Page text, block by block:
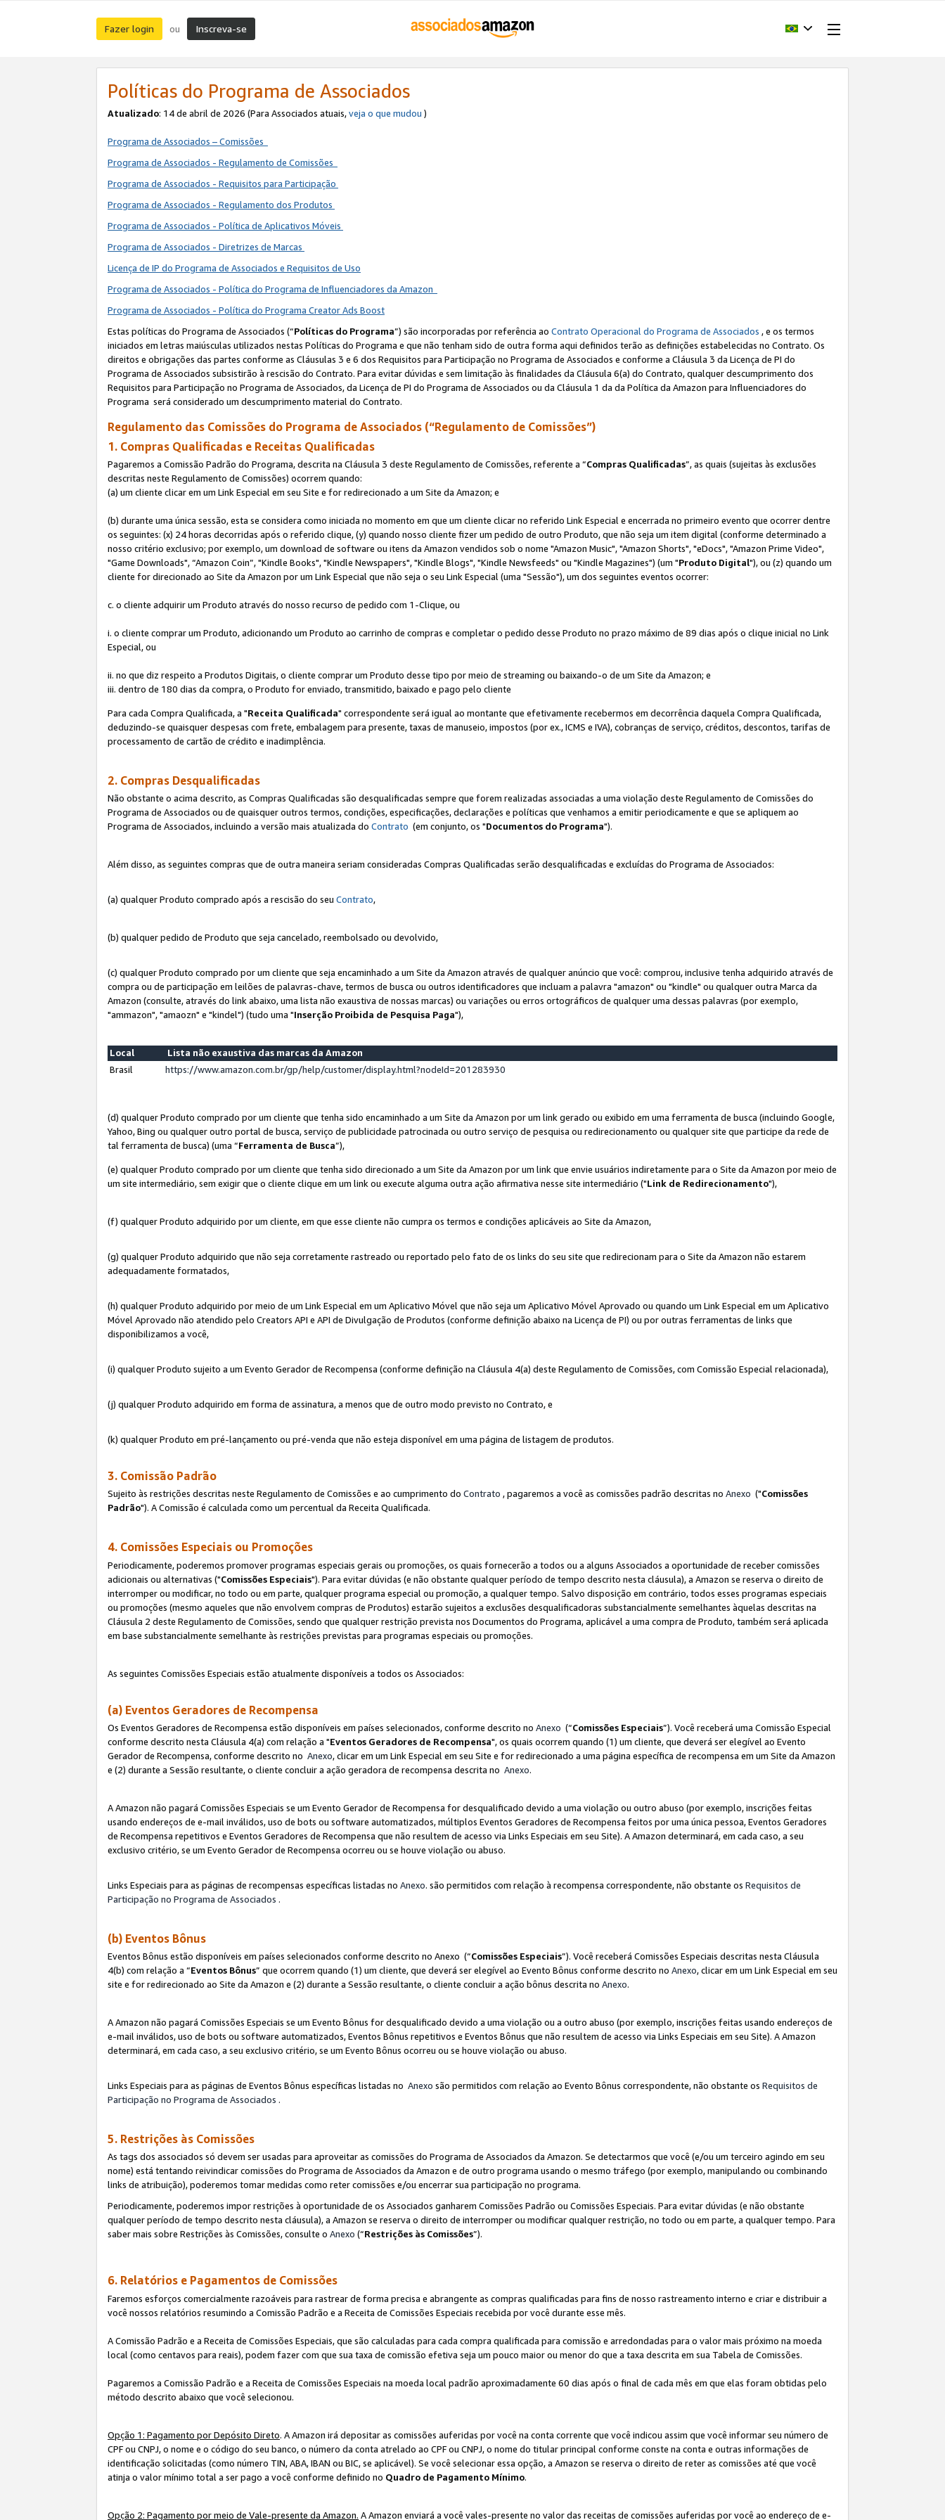
Fazer login ou Inscreva-se
Políticas do Programa de Associados
Atualizado: 14 de abril de 2026 (Para Associados atuais,veja o que mudou )
Programa de Associados – Comissões
Programa de Associados - Regulamento de Comissões
Programa de Associados - Requisitos para Participação
Programa de Associados - Regulamento dos Produtos
Programa de Associados - Política de Aplicativos Móveis
Programa de Associados - Diretrizes de Marcas
Licença de IP do Programa de Associados e Requisitos de Uso
Programa de Associados - Política do Programa de Influenciadores da Amazon
Programa de Associados - Política do Programa Creator Ads Boost
Estas políticas do Programa de Associados (“Políticas do Programa”) são incorporadas por referência ao Contrato Operacional do Programa de Associados , e os termos
iniciados em letras maiúsculas utilizados nestas Políticas do Programa e que não tenham sido de outra forma aqui definidos terão as definições estabelecidas no Contrato. Os
direitos e obrigações das partes conforme as Cláusulas 3 e 6 dos Requisitos para Participação no Programa de Associados e conforme a Cláusula 3 da Licença de PI do
Programa de Associados subsistirão à rescisão do Contrato. Para evitar dúvidas e sem limitação às finalidades da Cláusula 6(a) do Contrato, qualquer descumprimento dos
Requisitos para Participação no Programa de Associados, da Licença de PI do Programa de Associados ou da Cláusula 1 da da Política da Amazon para Influenciadores do
Programa será considerado um descumprimento material do Contrato.
Regulamento das Comissões do Programa de Associados (“Regulamento de Comissões”)
1. Compras Qualificadas e Receitas Qualificadas
Pagaremos a Comissão Padrão do Programa, descrita na Cláusula 3 deste Regulamento de Comissões, referente a “Compras Qualificadas”, as quais (sujeitas às exclusões
descritas neste Regulamento de Comissões) ocorrem quando:
(a) um cliente clicar em um Link Especial em seu Site e for redirecionado a um Site da Amazon; e
(b) durante uma única sessão, esta se considera como iniciada no momento em que um cliente clicar no referido Link Especial e encerrada no primeiro evento que ocorrer dentre
os seguintes: (x) 24 horas decorridas após o referido clique, (y) quando nosso cliente fizer um pedido de outro Produto, que não seja um item digital (conforme determinado a
nosso critério exclusivo; por exemplo, um download de software ou itens da Amazon vendidos sob o nome "Amazon Music", "Amazon Shorts", "eDocs", "Amazon Prime Video",
"Game Downloads", “Amazon Coin”, "Kindle Books", "Kindle Newspapers", "Kindle Blogs", "Kindle Newsfeeds" ou "Kindle Magazines") (um "Produto Digital"), ou (z) quando um
cliente for direcionado ao Site da Amazon por um Link Especial que não seja o seu Link Especial (uma "Sessão"), um dos seguintes eventos ocorrer:
c. o cliente adquirir um Produto através do nosso recurso de pedido com 1-Clique, ou
i. o cliente comprar um Produto, adicionando um Produto ao carrinho de compras e completar o pedido desse Produto no prazo máximo de 89 dias após o clique inicial no Link
Especial, ou
ii. no que diz respeito a Produtos Digitais, o cliente comprar um Produto desse tipo por meio de streaming ou baixando-o de um Site da Amazon; e
iii. dentro de 180 dias da compra, o Produto for enviado, transmitido, baixado e pago pelo cliente
Para cada Compra Qualificada, a "Receita Qualificada" correspondente será igual ao montante que efetivamente recebermos em decorrência daquela Compra Qualificada,
deduzindo-se quaisquer despesas com frete, embalagem para presente, taxas de manuseio, impostos (por ex., ICMS e IVA), cobranças de serviço, créditos, descontos, tarifas de
processamento de cartão de crédito e inadimplência.
2. Compras Desqualificadas
Não obstante o acima descrito, as Compras Qualificadas são desqualificadas sempre que forem realizadas associadas a uma violação deste Regulamento de Comissões do
Programa de Associados ou de quaisquer outros termos, condições, especificações, declarações e políticas que venhamos a emitir periodicamente e que se apliquem ao
Programa de Associados, incluindo a versão mais atualizada do Contrato (em conjunto, os "Documentos do Programa").
Além disso, as seguintes compras que de outra maneira seriam consideradas Compras Qualificadas serão desqualificadas e excluídas do Programa de Associados:
(a) qualquer Produto comprado após a rescisão do seu Contrato,
(b) qualquer pedido de Produto que seja cancelado, reembolsado ou devolvido,
(c) qualquer Produto comprado por um cliente que seja encaminhado a um Site da Amazon através de qualquer anúncio que você: comprou, inclusive tenha adquirido através de
compra ou de participação em leilões de palavras-chave, termos de busca ou outros identificadores que incluam a palavra "amazon" ou "kindle" ou qualquer outra Marca da
Amazon (consulte, através do link abaixo, uma lista não exaustiva de nossas marcas) ou variações ou erros ortográficos de qualquer uma dessas palavras (por exemplo,
"ammazon", "amaozn" e "kindel") (tudo uma "Inserção Proibida de Pesquisa Paga"),
Local
Lista não exaustiva das marcas da Amazon
Brasil
https://www.amazon.com.br/gp/help/customer/display.html?nodeId=201283930
(d) qualquer Produto comprado por um cliente que tenha sido encaminhado a um Site da Amazon por um link gerado ou exibido em uma ferramenta de busca (incluindo Google,
Yahoo, Bing ou qualquer outro portal de busca, serviço de publicidade patrocinada ou outro serviço de pesquisa ou redirecionamento ou qualquer site que participe da rede de
tal ferramenta de busca) (uma “Ferramenta de Busca”),
(e) qualquer Produto comprado por um cliente que tenha sido direcionado a um Site da Amazon por um link que envie usuários indiretamente para o Site da Amazon por meio de
um site intermediário, sem exigir que o cliente clique em um link ou execute alguma outra ação afirmativa nesse site intermediário ("Link de Redirecionamento"),
(f) qualquer Produto adquirido por um cliente, em que esse cliente não cumpra os termos e condições aplicáveis ao Site da Amazon,
(g) qualquer Produto adquirido que não seja corretamente rastreado ou reportado pelo fato de os links do seu site que redirecionam para o Site da Amazon não estarem
adequadamente formatados,
(h) qualquer Produto adquirido por meio de um Link Especial em um Aplicativo Móvel que não seja um Aplicativo Móvel Aprovado ou quando um Link Especial em um Aplicativo
Móvel Aprovado não atendido pelo Creators API e API de Divulgação de Produtos (conforme definição abaixo na Licença de PI) ou por outras ferramentas de links que
disponibilizamos a você,
(i) qualquer Produto sujeito a um Evento Gerador de Recompensa (conforme definição na Cláusula 4(a) deste Regulamento de Comissões, com Comissão Especial relacionada),
(j) qualquer Produto adquirido em forma de assinatura, a menos que de outro modo previsto no Contrato, e
(k) qualquer Produto em pré-lançamento ou pré-venda que não esteja disponível em uma página de listagem de produtos.
3. Comissão Padrão
Sujeito às restrições descritas neste Regulamento de Comissões e ao cumprimento do Contrato , pagaremos a você as comissões padrão descritas no Anexo ("Comissões
Padrão"). A Comissão é calculada como um percentual da Receita Qualificada.
4. Comissões Especiais ou Promoções
Periodicamente, poderemos promover programas especiais gerais ou promoções, os quais fornecerão a todos ou a alguns Associados a oportunidade de receber comissões
adicionais ou alternativas ("Comissões Especiais"). Para evitar dúvidas (e não obstante qualquer período de tempo descrito nesta cláusula), a Amazon se reserva o direito de
interromper ou modificar, no todo ou em parte, qualquer programa especial ou promoção, a qualquer tempo. Salvo disposição em contrário, todos esses programas especiais
ou promoções (mesmo aqueles que não envolvem compras de Produtos) estarão sujeitos a exclusões desqualificadoras substancialmente semelhantes àquelas descritas na
Cláusula 2 deste Regulamento de Comissões, sendo que qualquer restrição prevista nos Documentos do Programa, aplicável a uma compra de Produto, também será aplicada
em base substancialmente semelhante às restrições previstas para programas especiais ou promoções.
As seguintes Comissões Especiais estão atualmente disponíveis a todos os Associados:
(a) Eventos Geradores de Recompensa
Os Eventos Geradores de Recompensa estão disponíveis em países selecionados, conforme descrito no Anexo (“Comissões Especiais”). Você receberá uma Comissão Especial
conforme descrito nesta Cláusula 4(a) com relação a "Eventos Geradores de Recompensa", os quais ocorrem quando (1) um cliente, que deverá ser elegível ao Evento
Gerador de Recompensa, conforme descrito no Anexo, clicar em um Link Especial em seu Site e for redirecionado a uma página específica de recompensa em um Site da Amazon
e (2) durante a Sessão resultante, o cliente concluir a ação geradora de recompensa descrita no Anexo.
A Amazon não pagará Comissões Especiais se um Evento Gerador de Recompensa for desqualificado devido a uma violação ou outro abuso (por exemplo, inscrições feitas
usando endereços de e-mail inválidos, uso de bots ou software automatizados, múltiplos Eventos Geradores de Recompensa feitos por uma única pessoa, Eventos Geradores
de Recompensa repetitivos e Eventos Geradores de Recompensa que não resultem de acesso via Links Especiais em seu Site). A Amazon determinará, em cada caso, a seu
exclusivo critério, se um Evento Gerador de Recompensa ocorreu ou se houve violação ou abuso.
Links Especiais para as páginas de recompensas específicas listadas no Anexo. são permitidos com relação à recompensa correspondente, não obstante os Requisitos de
Participação no Programa de Associados .
(b) Eventos Bônus
Eventos Bônus estão disponíveis em países selecionados conforme descrito no Anexo (“Comissões Especiais”). Você receberá Comissões Especiais descritas nesta Cláusula
4(b) com relação a “Eventos Bônus” que ocorrem quando (1) um cliente, que deverá ser elegível ao Evento Bônus conforme descrito no Anexo, clicar em um Link Especial em seu
site e for redirecionado ao Site da Amazon e (2) durante a Sessão resultante, o cliente concluir a ação bônus descrita no Anexo.
A Amazon não pagará Comissões Especiais se um Evento Bônus for desqualificado devido a uma violação ou a outro abuso (por exemplo, inscrições feitas usando endereços de
e-mail inválidos, uso de bots ou software automatizados, Eventos Bônus repetitivos e Eventos Bônus que não resultem de acesso via Links Especiais em seu Site). A Amazon
determinará, em cada caso, a seu exclusivo critério, se um Evento Bônus ocorreu ou se houve violação ou abuso.
Links Especiais para as páginas de Eventos Bônus específicas listadas no Anexo são permitidos com relação ao Evento Bônus correspondente, não obstante os Requisitos de
Participação no Programa de Associados .
5. Restrições às Comissões
As tags dos associados só devem ser usadas para aproveitar as comissões do Programa de Associados da Amazon. Se detectarmos que você (e/ou um terceiro agindo em seu
nome) está tentando reivindicar comissões do Programa de Associados da Amazon e de outro programa usando o mesmo tráfego (por exemplo, manipulando ou combinando
links de atribuição), poderemos tomar medidas como reter comissões e/ou encerrar sua participação no programa.
Periodicamente, poderemos impor restrições à oportunidade de os Associados ganharem Comissões Padrão ou Comissões Especiais. Para evitar dúvidas (e não obstante
qualquer período de tempo descrito nesta cláusula), a Amazon se reserva o direito de interromper ou modificar qualquer restrição, no todo ou em parte, a qualquer tempo. Para
saber mais sobre Restrições às Comissões, consulte o Anexo (“Restrições às Comissões”).
6. Relatórios e Pagamentos de Comissões
Faremos esforços comercialmente razoáveis para rastrear de forma precisa e abrangente as compras qualificadas para fins de nosso rastreamento interno e criar e distribuir a
você nossos relatórios resumindo a Comissão Padrão e a Receita de Comissões Especiais recebida por você durante esse mês.
A Comissão Padrão e a Receita de Comissões Especiais, que são calculadas para cada compra qualificada para comissão e arredondadas para o valor mais próximo na moeda
local (como centavos para reais), podem fazer com que sua taxa de comissão efetiva seja um pouco maior ou menor do que a taxa descrita em sua Tabela de Comissões.
Pagaremos a Comissão Padrão e a Receita de Comissões Especiais na moeda local padrão aproximadamente 60 dias após o final de cada mês em que elas foram obtidas pelo
método descrito abaixo que você selecionou.
Opção 1: Pagamento por Depósito Direto. A Amazon irá depositar as comissões auferidas por você na conta corrente que você indicou assim que você informar seu número de
CPF ou CNPJ, o nome e o código do seu banco, o número da conta atrelado ao CPF ou CNPJ, o nome do titular principal conforme conste na conta e outras informações de
identificação solicitadas (como número TIN, ABA, IBAN ou BIC, se aplicável). Se você selecionar essa opção, a Amazon se reserva o direito de reter as comissões até que você
atinja o valor mínimo total a ser pago a você conforme definido no Quadro de Pagamento Mínimo.
Opção 2: Pagamento por meio de Vale-presente da Amazon. A Amazon enviará a você vales-presente no valor das receitas de comissões auferidas por você ao endereço de e-